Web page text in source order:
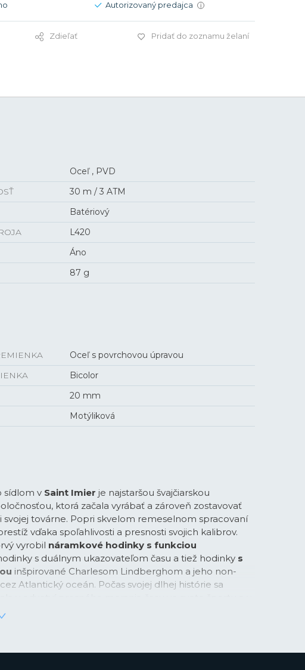
Autorizovaný predajca i
Zdieľať Pridať do zoznamu želaní
Oceľ , PVD
30 m / 3 ATM
Batériový
L420
Áno
87 g
Oceľ s povrchovou úpravou
Bicolor
20 mm
Motýliková
sídlom v Saint Imier je najstaršou švajčiarskou
ktorá začala vyrábať a zároveň zostavovať
svojej továrne. Popri skvelom remeselnom spracovaní
vďaka spoľahlivosti a presnosti svojich kalibrov.
vyrobil náramkové hodinky s funkciou
s duálnym ukazovateľom času a tiež hodinky s
inšpirované Charlesom Lindberghom a jeho non-
Atlantický oceán. Počas svojej dlhej histórie sa
Longines je spojená s významnými osobnosťami
najznámejšie patrí priekopníčka letectva Amelie
priekopy alebo Albert Einstein, ktorého